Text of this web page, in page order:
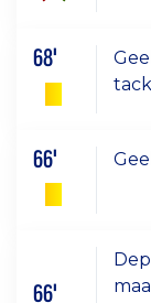
68'
66'
66'